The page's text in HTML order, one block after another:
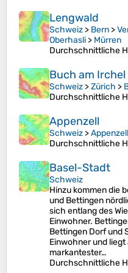
Lengwald
Schweiz > Bern >
Oberhasli > Mürren
Durchschnittliche
Buch am Irchel
Schweiz >Zürich >
Durchschnittliche
Appenzell
Schweiz >
Durchschnittliche
Basel-Stadt
Schweiz
Hinzu kommen die
und Bettingen
sich entlang des
Einwohner.
Bettingen Dorf und
Einwohner und
markantester…
Durchschnittliche